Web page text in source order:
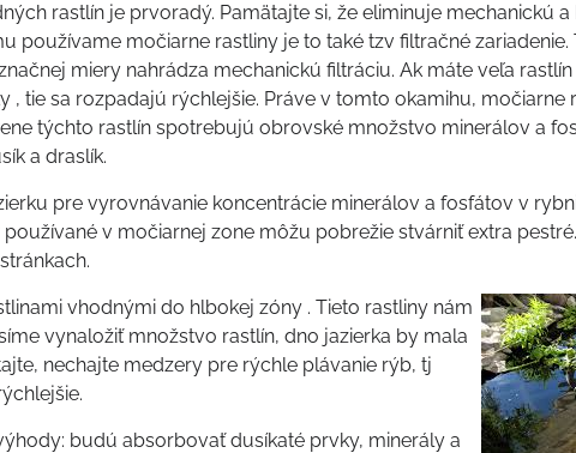
rastlín je prvoradý. Pamätajte si, že eliminuje mechanickú
používame močiarne rastliny je to také tzv filtračné zariadenie.
miery nahrádza mechanickú filtráciu. Ak máte veľa
, tie sa rozpadajú rýchlejšie. Práve v tomto okamihu, močiarne
týchto rastlín spotrebujú obrovské množstvo minerálov a
a draslík.
pre vyrovnávanie koncentrácie minerálov a fosfátov v
v močiarnej zone môžu pobrežie stvárniť extra
vhodnými do hlbokej zóny . Tieto rastliny nám
vynaložiť množstvo rastlín, dno jazierka by mala
nechajte medzery pre rýchle plávanie rýb, tj
budú absorbovať dusíkaté prvky, minerály a